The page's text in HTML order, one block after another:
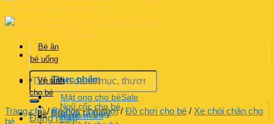
Đăng nhập
Bé ăn
bé uống
Thực phẩm
Mật ong cho bé
Ngũ cốc cho bé
Nước mắm
Vệ sinh
cho bé
Bỉm và tã giấy
Bé
Trang chủ / Bé học - bé chơi / Đồ chơi cho bé / Xe chòi chân cho
bé